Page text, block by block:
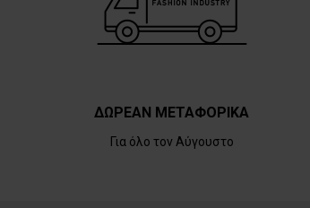
ΔΩΡΕΑΝ ΜΕΤΑΦΟΡΙΚΑ
Για όλο τον Αύγουστο